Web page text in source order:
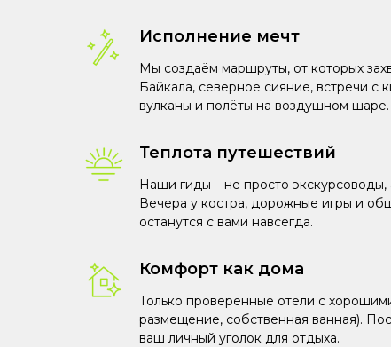
Исполнение мечт
Мы создаём маршруты, от которых
Байкала, северное сияние, встречи с
вулканы и полёты на воздушном шаре.
Теплота путешествий
Наши гиды – не просто экскурсоводы,
Вечера у костра, дорожные игры и
останутся с вами навсегда.
Комфорт как дома
Только проверенные отели с
размещение, собственная ванная).
ваш личный уголок для отдыха.